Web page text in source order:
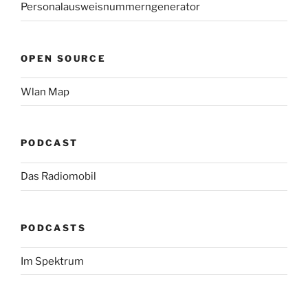
Personalausweisnummerngenerator
OPEN SOURCE
Wlan Map
PODCAST
Das Radiomobil
PODCASTS
Im Spektrum